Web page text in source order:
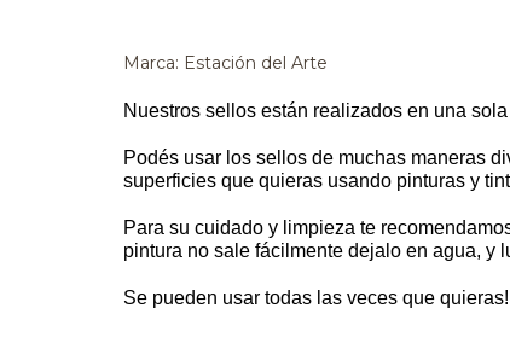
Marca: Estación del Arte
Nuestros sellos están realizados en una
Podés usar los sellos de muchas maneras
superficies que quieras usando pinturas y
Para su cuidado y limpieza te
pintura no sale fácilmente dejalo en agua, y
Se pueden usar todas las veces que quieras!